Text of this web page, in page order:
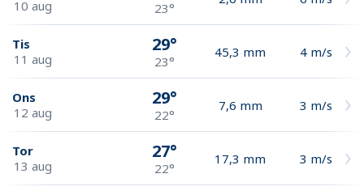
10 aug
23°
Tis
11 aug
29°
23°
45,3 mm 4 m/s
Ons
12 aug
29°
22°
7,6 mm 3 m/s
Tor
13 aug
27°
22°
17,3 mm 3 m/s